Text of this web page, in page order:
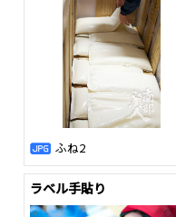
ふね2
ラベル手貼り